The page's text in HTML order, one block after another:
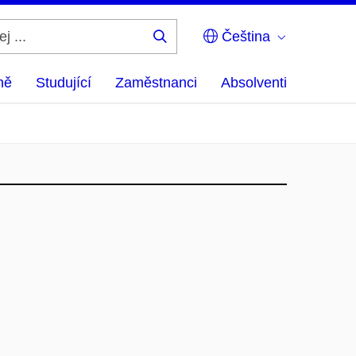
Čeština
Studující Zaměstnanci Absolventi